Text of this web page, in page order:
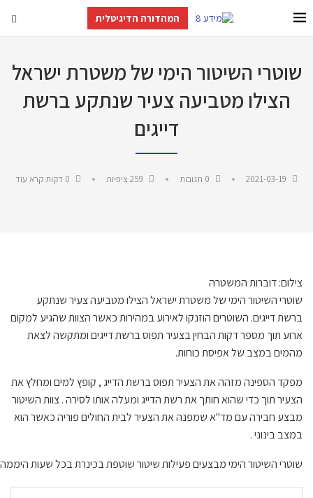
המהדורה הדיגיטלית
שוטרי השיטור הימי של משטרת ישראל
הצילו מטביעה צעיר שנתקע ברשת
דייגים
2021-03-19
259 ציפיות
צילום: דוברות המשטרה
שוטרי השיטור הימי של משטרת ישראל הצילו מטביעה צעיר שנתקע
ברשת דייגים. השוטרים הוזנקו לאירוע במהירות כאשר הצוות שהגיע למקום
ארוע תוך מספר דקות הבחין בצעיר תפוס ברשת דייגים ומתקשה לצאת
מהמים במצב של אפיסת כוחות.
מפקד הספינה מזהה את הצעיר תפוס ברשת הדייג , קופץ למים ומחלץ את
הצעיר תוך כדי שהוא חותך את רשת הדייג ומעלה אותו לסירה . צוות השיטור
מבצע חבירה עם מד"א שמפנה את הצעיר לבית החולים פוריה כאשר הוא
במצב בינוני .
שוטרי השיטור הימי מבצעים פעילות שיטור שוטפת בכינרת בכל שעות היממה